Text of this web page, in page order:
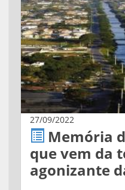
27/09/2022
Memória
que vem da
agonizante